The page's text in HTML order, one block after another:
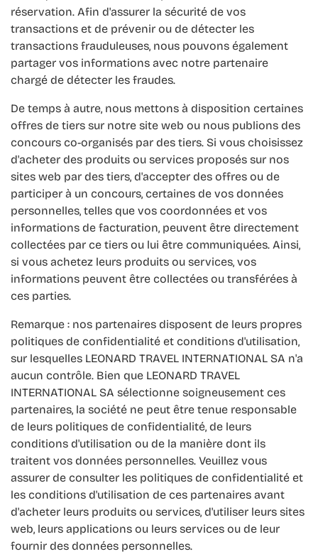
réservation. Afin d'assurer la sécurité de vos
transactions et de prévenir ou de détecter les
transactions frauduleuses, nous pouvons également
partager vos informations avec notre partenaire
chargé de détecter les fraudes.
De temps à autre, nous mettons à disposition certaines
offres de tiers sur notre site web ou nous publions des
concours co-organisés par des tiers. Si vous choisissez
d'acheter des produits ou services proposés sur nos
sites web par des tiers, d'accepter des offres ou de
participer à un concours, certaines de vos données
personnelles, telles que vos coordonnées et vos
informations de facturation, peuvent être directement
collectées par ce tiers ou lui être communiquées. Ainsi,
si vous achetez leurs produits ou services, vos
informations peuvent être collectées ou transférées à
ces parties.
Remarque : nos partenaires disposent de leurs propres
politiques de confidentialité et conditions d'utilisation,
sur lesquelles LEONARD TRAVEL INTERNATIONAL SA n'a
aucun contrôle. Bien que LEONARD TRAVEL
INTERNATIONAL SA sélectionne soigneusement ces
partenaires, la société ne peut être tenue responsable
de leurs politiques de confidentialité, de leurs
conditions d'utilisation ou de la manière dont ils
traitent vos données personnelles. Veuillez vous
assurer de consulter les politiques de confidentialité et
les conditions d'utilisation de ces partenaires avant
d'acheter leurs produits ou services, d'utiliser leurs sites
web, leurs applications ou leurs services ou de leur
fournir des données personnelles.